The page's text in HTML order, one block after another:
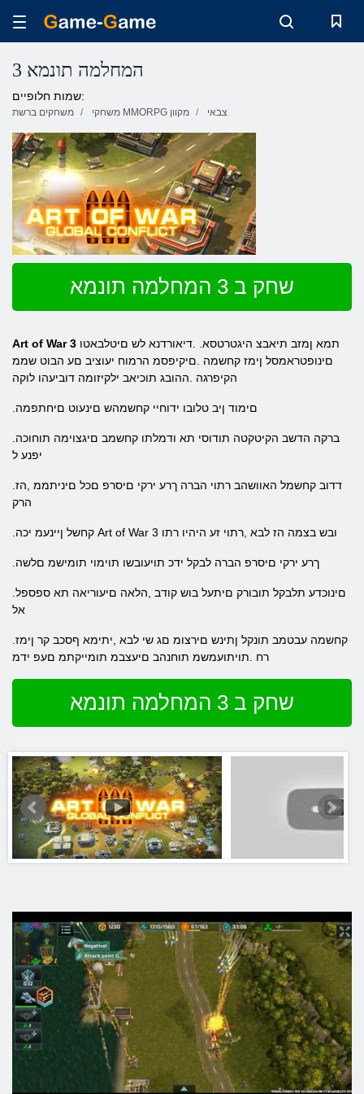
3 המחלמה תונמא
שמות חלופיים:
משחקים ברשת משחקי MMORPG מקוון צבאי
שחק ב 3 המחלמה תונמא
Art of War 3
םינופטראמסל ןימז קחשמה .םיקיפסמ הרמוח יעוציב םע הבוט שממ
הקיפרגה .ההובג תוכיאב ילקיזומה דוביעהו לוקה
.םימוד ןיב טלובו ידוחיי קחשמהש םינעוט םיחתפמה
יפנע ל
הרק
.קחשל ןיינעמ יכה Art of War 3 ובש בצמה הז לבא ,רתוי זע היהיו רתו
.ךרע ירקי םיסרפ הברה לבקל ידכ תויעובשו תוימוי תומישמ םלשה
אל
רח .תויתועמשמ תוחנהב םיעצבמ תומייקתמ םעפ ידמ
שחק ב 3 המחלמה תונמא